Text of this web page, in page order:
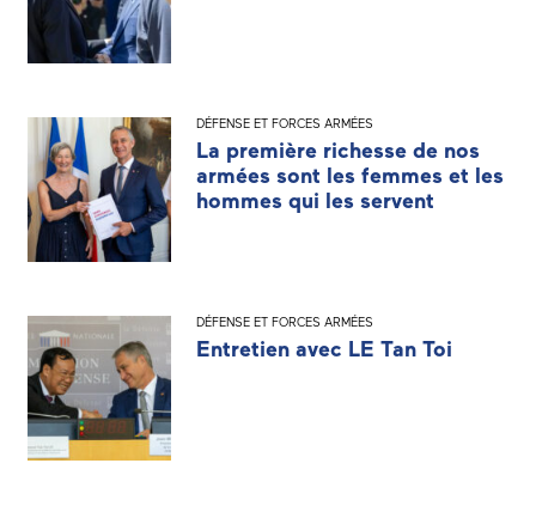
DÉFENSE ET FORCES ARMÉES
La première richesse de nos
armées sont les femmes et les
hommes qui les servent
DÉFENSE ET FORCES ARMÉES
Entretien avec LE Tan Toi